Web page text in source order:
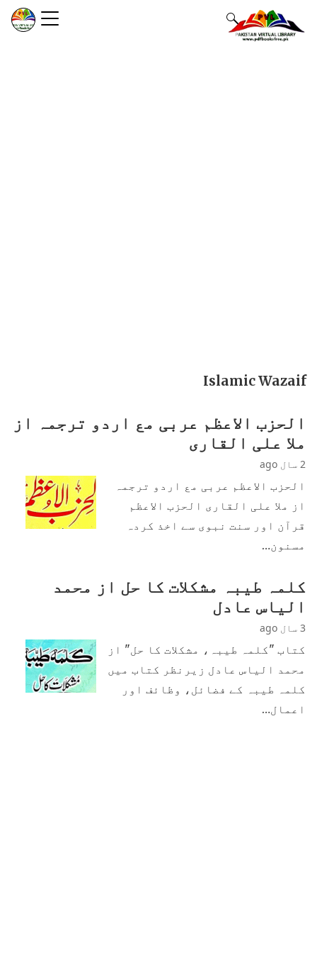
Islamic Wazaif
الحزب الاعظم عربی مع اردو ترجمہ از
ملا علی القاری
2 سال ago
الحزب الاعظم عربی مع اردو ترجمہ
از ملا علی القاری الحزب الاعظم
قرآن اور سنت نبوی سے اخذ کردہ
مسنون…
کلمہ طیبہ مشکلات کا حل از محمد
الیاس عادل
3 سال ago
کتاب "کلمہ طیبہ، مشکلات کا حل" از
محمد الیاس عادل زیرنظر کتاب میں
کلمہ طیبہ کے فضائل، وظائف اور
اعمال…